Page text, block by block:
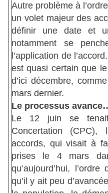
Autre problème à
un volet majeur des
définir une date et
notamment se
l’application de
est quasi certain que
d’ici décembre,
mars dernier.
Le processus
Le 12 juin se
Concertation
accords, qui visait à
prises le 4 mars
qu’aujourd’hui,
qu’il y ait peu